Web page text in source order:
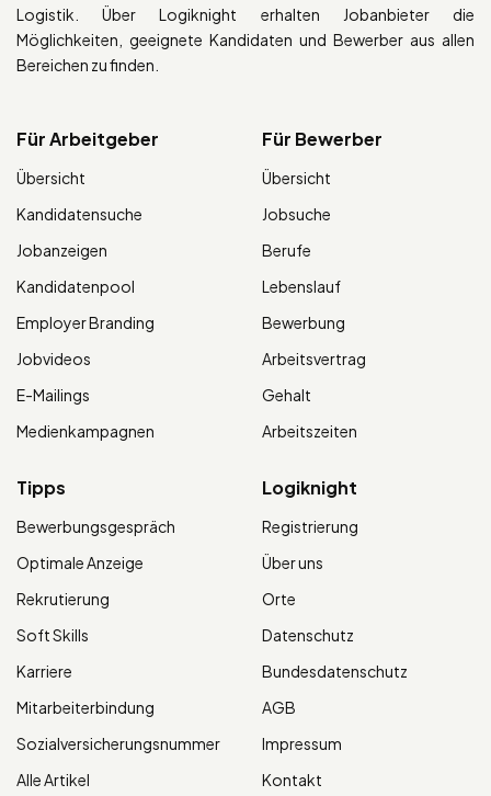
Logistik. Über Logiknight erhalten Jobanbieter die
Möglichkeiten, geeignete Kandidaten und Bewerber aus allen
Bereichen zu finden.
Für Arbeitgeber
Übersicht
Kandidatensuche
Jobanzeigen
Kandidatenpool
Employer Branding
Jobvideos
E-Mailings
Medienkampagnen
Für Bewerber
Übersicht
Jobsuche
Berufe
Lebenslauf
Bewerbung
Arbeitsvertrag
Gehalt
Arbeitszeiten
Tipps
Bewerbungsgespräch
Optimale Anzeige
Rekrutierung
Soft Skills
Karriere
Mitarbeiterbindung
Sozialversicherungsnummer
Alle Artikel
Logiknight
Registrierung
Über uns
Orte
Datenschutz
Bundesdatenschutz
AGB
Impressum
Kontakt